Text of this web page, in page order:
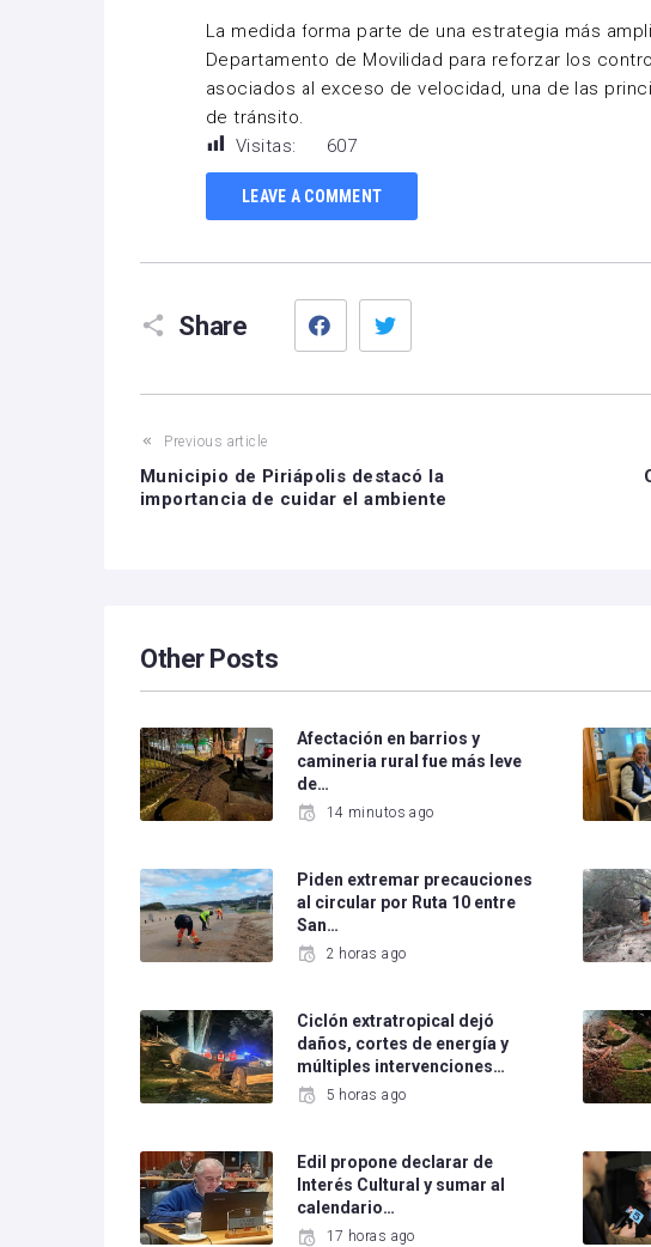
La medida forma parte de una estrategia más
Departamento de Movilidad para reforzar los
asociados al exceso de velocidad, una de las
de tránsito.
Visitas:
607
LEAVE A COMMENT
Share
Facebook
Previous article
Municipio de Piriápolis destacó la
importancia de cuidar el ambiente
Other Posts
Afectación en barrios y
camineria rural fue más leve
de…
14 minutos ago
Piden extremar precauciones
al circular por Ruta 10 entre
San…
2 horas ago
Ciclón extratropical dejó
daños, cortes de energía y
múltiples intervenciones…
5 horas ago
Edil propone declarar de
Interés Cultural y sumar al
calendario…
17 horas ago